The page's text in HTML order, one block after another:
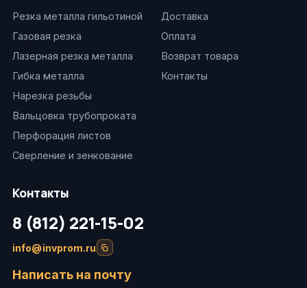
Резка металла гильотиной
Газовая резка
Лазерная резка металла
Гибка металла
Нарезка резьбы
Вальцовка трубопроката
Перфорация листов
Сверление и зенкование
Доставка
Оплата
Возврат товара
Контакты
Контакты
8 (812) 221-15-02
info@invprom.ru
Написать на почту